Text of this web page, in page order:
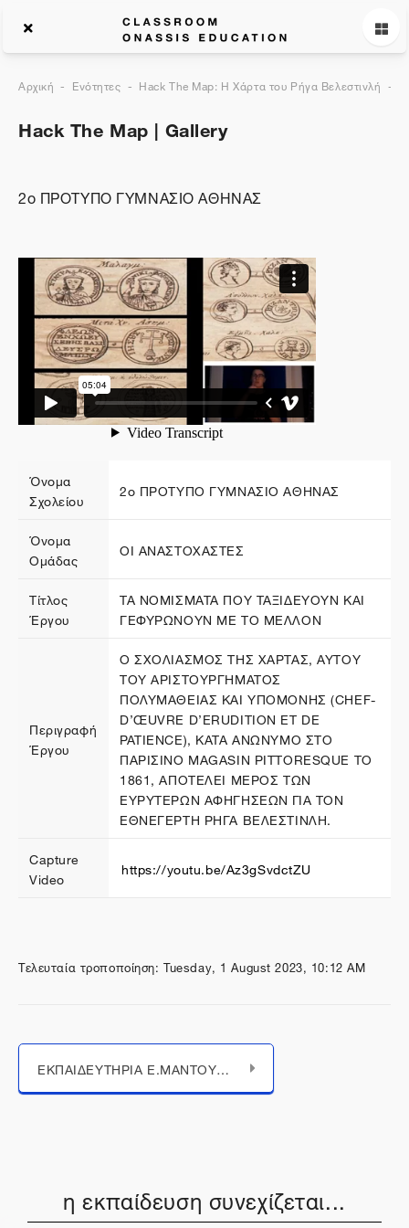
Αρχική Ενότητες Hack The Map: Η Χάρτα του Ρήγα Βελεστινλή
Hack The Map | Gallery
2ο ΠΡΟΤYΠΟ ΓΥΜΝΑΣΙΟ ΑΘΗΝΑΣ
Όνομα
Σχολείου
2ο ΠΡΟΤYΠΟ ΓΥΜΝΑΣΙΟ ΑΘΗΝΑΣ
Όνομα
Ομάδας
ΟΙ ANAΣΤΟΧΑΣΤΕΣ
Τίτλος
Έργου
ΤΑ ΝΟΜΙΣΜΑΤΑ ΠΟΥ ΤΑΞΙΔΕΥΟΥΝ ΚΑΙ
ΓΕΦΥΡΩΝΟΥΝ ΜΕ ΤΟ ΜΕΛΛΟΝ
Περιγραφή
Έργου
O ΣΧΟΛΙΑΣΜΟΣ ΤΗΣ ΧΑΡΤΑΣ, ΑΥΤΟΥ
ΤΟΥ ΑΡΙΣΤΟΥΡΓΗΜΑΤΟΣ
ΠΟΛΥΜΑΘΕΙΑΣ ΚΑΙ ΥΠΟΜΟΝΗΣ (CHEF-
D’ŒUVRE D’ERUDITION ET DE
PATIENCE), ΚΑΤΑ ΑΝΩΝΥΜΟ ΣΤΟ
ΠΑΡΙΣΙΝΟ MAGASIN PITTORESQUE ΤΟ
1861, ΑΠΟΤΕΛΕΙ ΜΕΡΟΣ ΤΩΝ
ΕΥΡΥΤΕΡΩΝ ΑΦΗΓΗΣΕΩΝ ΓΙΑ ΤΟΝ
ΕΘΝΕΓΕΡΤΗ ΡΗΓΑ ΒΕΛΕΣΤΙΝΛΗ.
Capture
Video
https://youtu.be/Az3gSvdctZU
Τελευταία τροποποίηση: Tuesday, 1 August 2023, 10:12 AM
Μεταπήδηση σε...
ΕΚΠΑΙΔΕΥΤΗΡΙΑ Ε.ΜΑΝΤΟΥΛΙΔΗ
η εκπαίδευση συνεχίζεται...